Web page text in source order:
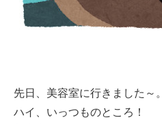
先日、美容室に行きました～。
ハイ、いっつものところ！